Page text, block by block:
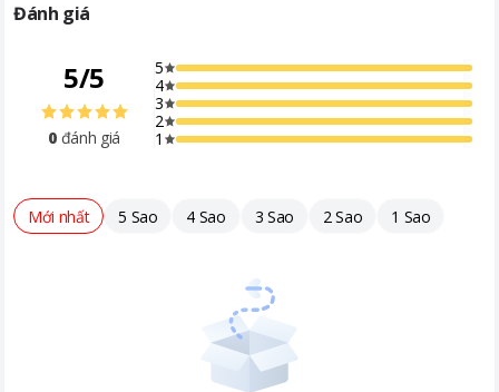
Đánh giá
5/5
0 đánh giá
5
4
3
2
1
Mới nhất 5 Sao 4 Sao 3 Sao 2 Sao 1 Sao